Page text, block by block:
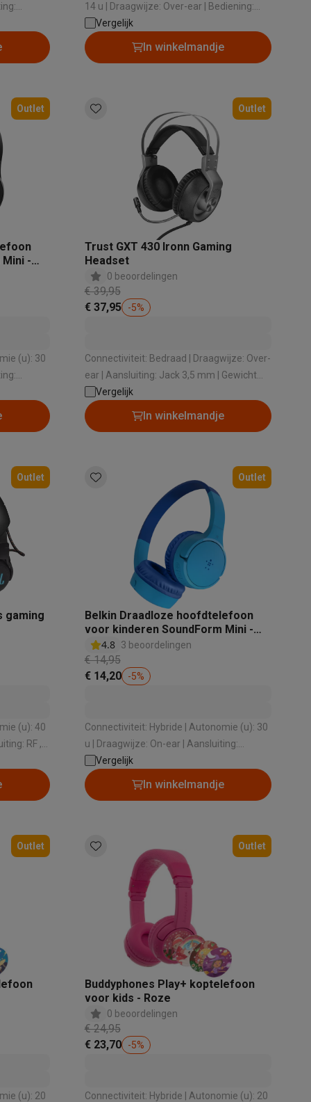
& GPS trackers
personenweegschalen Slimme elektrische tandenborstels
met ecocheques
Keukenaccessoires met ecocheques
met ecocheques
ecocheques Inkt en papier met ecocheques
14 u | Draagwijze: Over-ear | Bediening:
Bedieningstoetsen
Vergelijk
In winkelmandje
Outlet
-
Outlet
Trust GXT 430 Ironn Gaming
Headset
0 beoordelingen
€ 39,95
€ 37,95
-5%
Connectiviteit: Bedraad | Draagwijze: Over-
ear | Aansluiting: Jack 3,5 mm | Gewicht
(gr): 375 gr | Lengte kabel (m): 1 m
Vergelijk
In winkelmandje
Outlet
gaming
Outlet
Belkin Draadloze hoofdtelefoon
voor kinderen SoundForm Mini -
Blauw
4.8 3 beoordelingen
€ 14,95
€ 14,20
-5%
Connectiviteit: Hybride | Autonomie (u): 30
u | Draagwijze: On-ear | Aansluiting:
Bluetooth , Jack 3,5 mm | Active Noise
cancelling: Nee
Vergelijk
In winkelmandje
Outlet Outlet
Buddyphones Play+ koptelefoon
voor kids - Roze
0 beoordelingen
€ 24,95
€ 23,70
-5%
Connectiviteit: Hybride | Autonomie (u): 20